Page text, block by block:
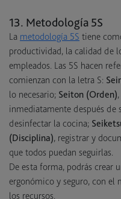
13. Metodología 5S
La metodología 5S tiene
productividad, la calidad de
empleados. Las 5S hacen
comienzan con la letra S:
lo necesario; Seiton (Orden)
inmediatamente después de
desinfectar la cocina;
(Disciplina), registrar y
que todos puedan seguirlas.
De esta forma, podrás crear
ergonómico y seguro, con el
los recursos.